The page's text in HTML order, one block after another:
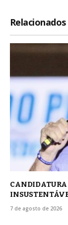
Relacionados
CANDIDATURA
7 de agosto de 2026